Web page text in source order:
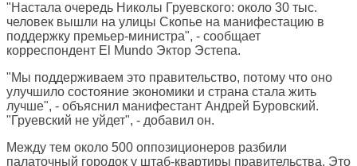
"Настала очередь Николы Груевского: около 30 тыс.
человек вышли на улицы Скопье на манифестацию в
поддержку премьер-министра", - сообщает
корреспондент El Mundo Эктор Эстепа.
"Мы поддерживаем это правительство, потому что оно
улучшило состояние экономики и страна стала жить
лучше", - объяснил манифестант Андрей Буровский.
"Груевский не уйдет", - добавил он.
Между тем около 500 оппозиционеров разбили
палаточный городок у штаб-квартиры правительства. Это